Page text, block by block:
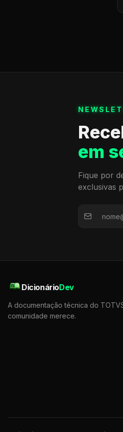
em
Fique por
exclusivas
DicionárioDev
A documentação técnica do
comunidade merece.